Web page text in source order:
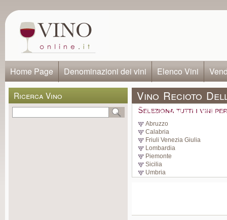
Home Page Denominazioni dei vini Elenco Vini
Ricerca Vino
Vino Recioto
Della
Seleziona tutti i vini
Abruzzo
Calabria
Friuli Venezia Giulia
Lombardia
Piemonte
Sicilia
Umbria